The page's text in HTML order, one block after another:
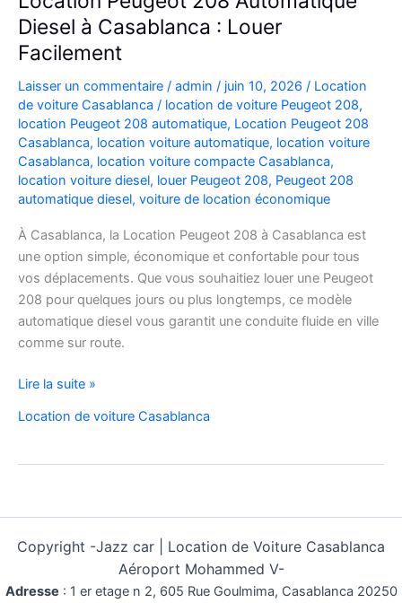
Diesel à Casablanca : Louer
Facilement
Laisser un commentaire / admin / juin 10, 2026 / Location
de voiture Casablanca / location de voiture Peugeot 208,
location Peugeot 208 automatique, Location Peugeot 208
Casablanca, location voiture automatique, location voiture
Casablanca, location voiture compacte Casablanca,
location voiture diesel, louer Peugeot 208, Peugeot 208
automatique diesel, voiture de location économique
À Casablanca, la Location Peugeot 208 à Casablanca est
une option simple, économique et confortable pour tous
vos déplacements. Que vous souhaitiez louer une Peugeot
208 pour quelques jours ou plus longtemps, ce modèle
automatique diesel vous garantit une conduite fluide en ville
comme sur route.
Location
208
Diesel
Louer
Lire la suite »
Location de voiture Casablanca
Copyright -Jazz car | Location de Voiture Casablanca
Aéroport Mohammed V-
Adresse : 1 er etage n 2, 605 Rue Goulmima, Casablanca 20250